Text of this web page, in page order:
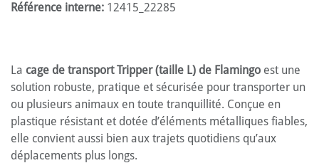
Référence interne: 12415_22285
La cage de transport Tripper (taille L) de Flamingo est une
solution robuste, pratique et sécurisée pour transporter un
ou plusieurs animaux en toute tranquillité. Conçue en
plastique résistant et dotée d’éléments métalliques fiables,
elle convient aussi bien aux trajets quotidiens qu’aux
déplacements plus longs.